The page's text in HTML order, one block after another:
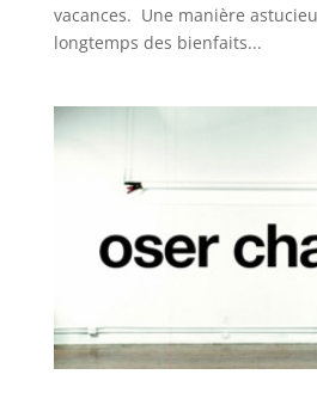
vacances. Une manière
longtemps des bienfaits...